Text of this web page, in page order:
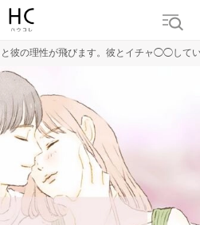
彼の理性が飛びます。彼とイチャ◯◯して